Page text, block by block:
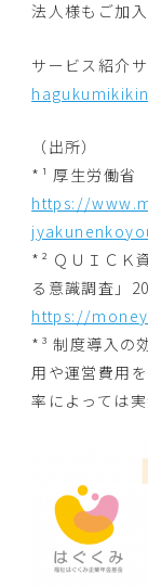
法人様もご加入
サービス紹介サ
（出所）
*¹ 厚生労働省
https://
*² ＱＵＩＣＫ
る意識調査」
https://
*³ 制度導入の
用や運営費用
率によっては